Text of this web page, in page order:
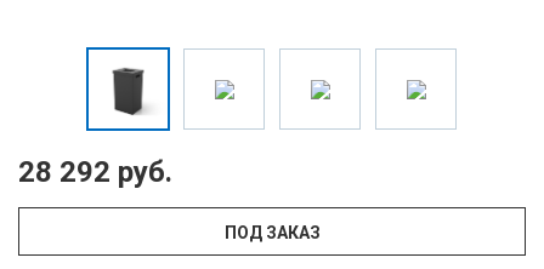
28 292 руб.
ПОД ЗАКАЗ